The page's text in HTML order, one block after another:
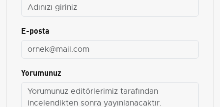
E-posta
Yorumunuz